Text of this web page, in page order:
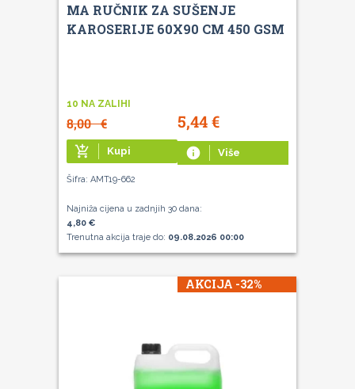
MA RUČNIK ZA SUŠENJE
KAROSERIJE 60X90 CM 450 GSM
10 NA ZALIHI
8,00€ 5,44€
add_shopping_cart Kupi info Više
Šifra: AMT19-662
Najniža cijena u zadnjih 30 dana:
4,80 €
Trenutna akcija traje do: 09.08.2026 00:00
AKCIJA -32%